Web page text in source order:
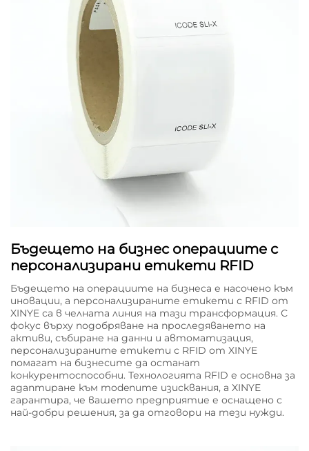
Бъдещето на бизнес операциите с
персонализирани етикети RFID
Бъдещето на операциите на бизнеса е насочено към
иновации, а персонализираните етикети с RFID от
XINYE са в челната линия на тази трансформация. С
фокус върху подобряване на проследяването на
активи, събиране на данни и автоматизация,
персонализираните етикети с RFID от XINYE
помагат на бизнесите да останат
конкурентоспособни. Технологията RFID е основна за
адаптиране към modenите изисквания, а XINYE
гарантира, че вашето предприятие е оснащено с
най-добри решения, за да отговори на тези нужди.